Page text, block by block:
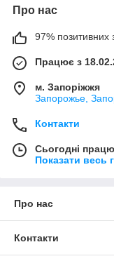
Про нас
97% позитивних з
Працює з
м. Запоріжжя
Запорожье,
Контакти
Сьогодні
Показати весь
Про нас
Контакти